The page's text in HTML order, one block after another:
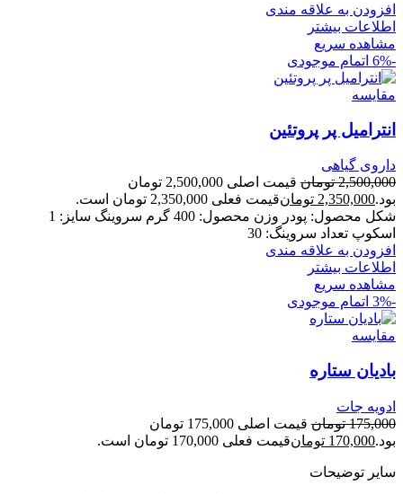
افزودن به علاقه مندی
اطلاعات بیشتر
مشاهده سریع
-6%
اتمام موجودی
مقایسه
انترامیل پر پروتئین
داروی گیاهی
2,500,000 تومان
قیمت اصلی 2,500,000 تومان
بود.2,350,000 تومانقیمت فعلی 2,350,000 تومان است.
شکل محصول: پودر وزن محصول: 400 گرم سروینگ سایز: 1
اسکوپ تعداد سروینگ: 30
افزودن به علاقه مندی
اطلاعات بیشتر
مشاهده سریع
-3%
اتمام موجودی
مقایسه
بادیان ستاره
ادویه جات
175,000 تومان
قیمت اصلی 175,000 تومان
بود.170,000 تومانقیمت فعلی 170,000 تومان است.
سایر توضیحات